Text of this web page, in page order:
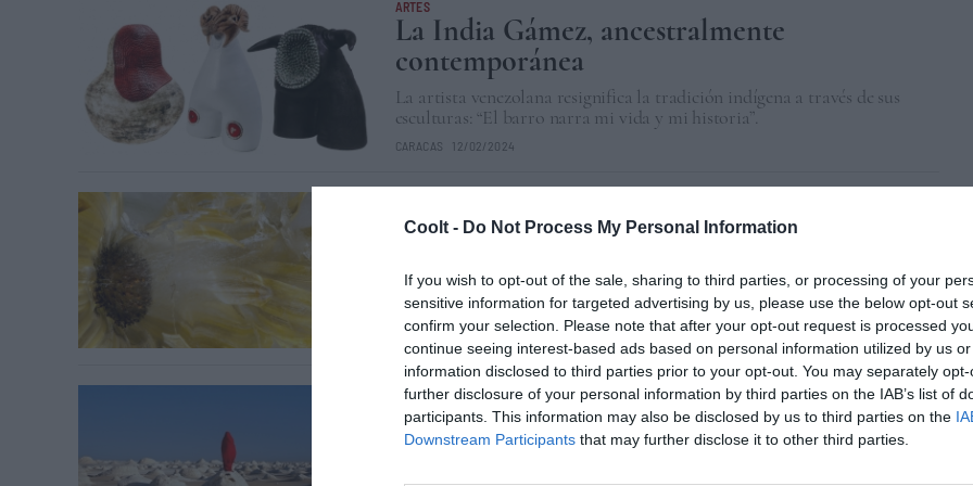
Coolt - Do Not Process My Personal Information
If you wish to opt-out of the sale, sharing to third parties, or processing of your
sensitive information for targeted advertising by us, please use the below opt-out
confirm your selection. Please note that after your opt-out request is processed
continue seeing interest-based ads based on personal information utilized by us
information disclosed to third parties prior to your opt-out. You may separately
further disclosure of your personal information by third parties on the IAB’s list of
participants. This information may also be disclosed by us to third parties on the
Downstream Participants that may further disclose it to other third parties.
ARTES
La India Gámez, ancestralmente
contemporánea
La artista venezolana resignifica la tradición indígena a través de sus
esculturas: “El barro narra mi vida y mi historia”.
CARACAS 12/02/2024
Imágenes de una naturaleza congelada
expresa su “asombro ante la riqueza del mundo y de sus formas”.
CIUDAD DE MÉXICO 08/01/2024
ARTES
El fotógrafo del desierto
De Atacama al Gobi, pasando por el Sáhara: Alfredo de Stéfano captura